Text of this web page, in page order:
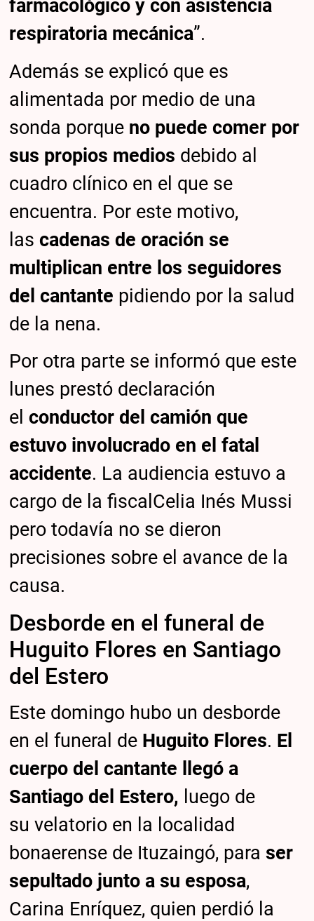
farmacológico y con asistencia
respiratoria mecánica”.
Además se explicó que es
alimentada por medio de una
sonda porque no puede comer por
sus propios medios debido al
cuadro clínico en el que se
encuentra. Por este motivo,
lascadenas de oración se
multiplican entre los seguidores
del cantante pidiendo por la salud
de la nena.
Por otra parte se informó que este
lunes prestó declaración
elconductor del camión que
estuvo involucrado en el fatal
accidente. La audiencia estuvo a
cargo de la fiscalCelia Inés Mussi
pero todavía no se dieron
precisiones sobre el avance de la
causa.
Desborde en el funeral de
Huguito Flores en Santiago
del Estero
Este domingo hubo un desborde
en el funeral de Huguito Flores. El
cuerpo del cantante llegó a
Santiago del Estero, luego de
su velatorio en la localidad
bonaerense de Ituzaingó, paraser
sepultado junto a su esposa,
Carina Enríquez, quien perdió la